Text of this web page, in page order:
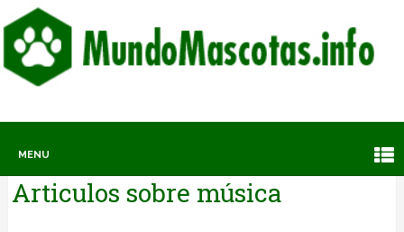
MENU
Articulos sobre música